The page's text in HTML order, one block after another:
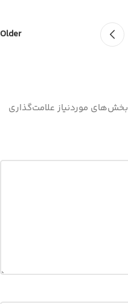
Older
بخش‌های موردنیاز علامت‌گذاری